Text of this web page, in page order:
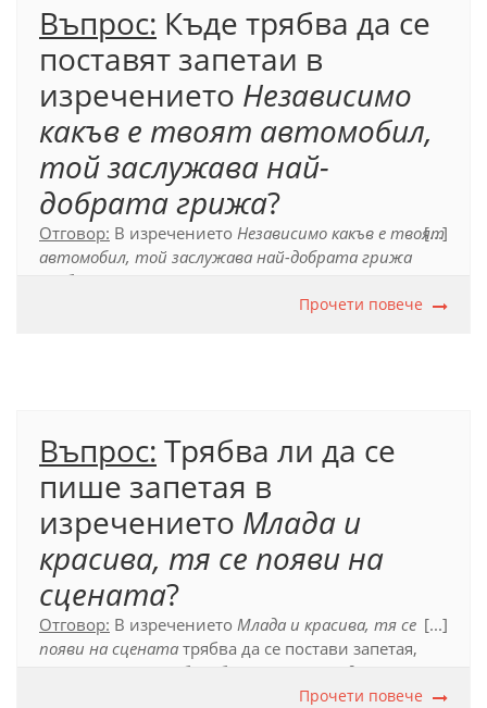
Въпрос: Къде трябва да се
поставят запетаи в
изречението Независимо
какъв е твоят автомобил,
той заслужава най-
добрата грижа?
Отговор: В изречението Независимо какъв е твоят
автомобил, той заслужава най-добрата грижа
трябва да се постави запетая между думите
АВТОМОБИЛ и ТОЙ, за да се отделят двете прости
[...]
Прочети повече
Въпрос: Трябва ли да се
пише запетая в
изречението Млада и
красива, тя се появи на
сцената?
Отговор: В изречението Млада и красива, тя се
появи на сцената трябва да се постави запетая,
която да отдели обособената част
Млада и красива
от останалите части на изречението.
[...]
Прочети повече